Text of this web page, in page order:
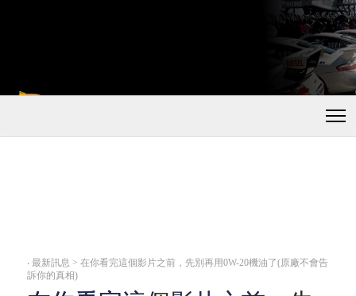
‧最新訊息 > 在你看完這個影片之前，先別再用0W-20機油了(原廠不會告
訴你的真相)